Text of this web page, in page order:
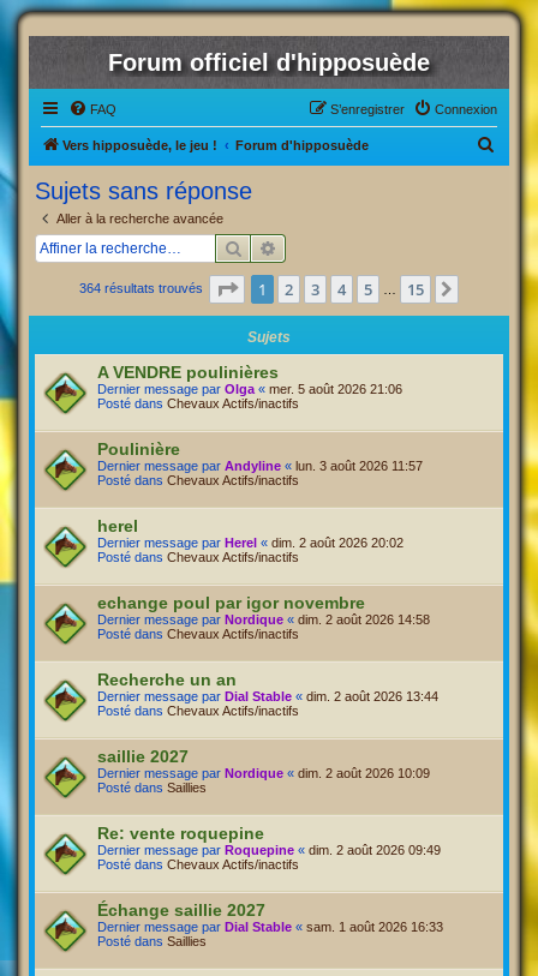
Forum officiel d'hipposuède
FAQ Connexion
S’enregistrer
Vers hipposuède, le jeu ! Forum d'hipposuède
c
Sujets sans réponse
Aller à la recherche avancée
Rechercher
364 résultats trouvés Page 1sur15
1 2 3 4 5 15
Sujets
A VENDRE poulinières
Dernier message par Olga « mer. 5 août 2026 21:06
Posté dans Chevaux Actifs/inactifs
Poulinière
Dernier message par Andyline « lun. 3 août 2026 11:57
Posté dans Chevaux Actifs/inactifs
herel
Dernier message par Herel « dim. 2 août 2026 20:02
Posté dans Chevaux Actifs/inactifs
echange poul par igor novembre
Dernier message par Nordique « dim. 2 août 2026 14:58
Posté dans Chevaux Actifs/inactifs
Recherche un an
Dernier message par Dial Stable « dim. 2 août 2026 13:44
Posté dans Chevaux Actifs/inactifs
saillie 2027
Dernier message par Nordique « dim. 2 août 2026 10:09
Posté dans Saillies
Re: vente roquepine
Dernier message par Roquepine « dim. 2 août 2026 09:49
Posté dans Chevaux Actifs/inactifs
Échange saillie 2027
Dernier message par Dial Stable « sam. 1 août 2026 16:33
Posté dans Saillies